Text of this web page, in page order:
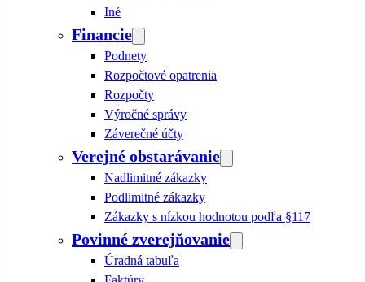
Iné
Financie
Podnety
Rozpočtové opatrenia
Rozpočty
Výročné správy
Záverečné účty
Verejné obstarávanie
Nadlimitné zákazky
Podlimitné zákazky
Zákazky s nízkou hodnotou podľa §117
Povinné zverejňovanie
Úradná tabuľa